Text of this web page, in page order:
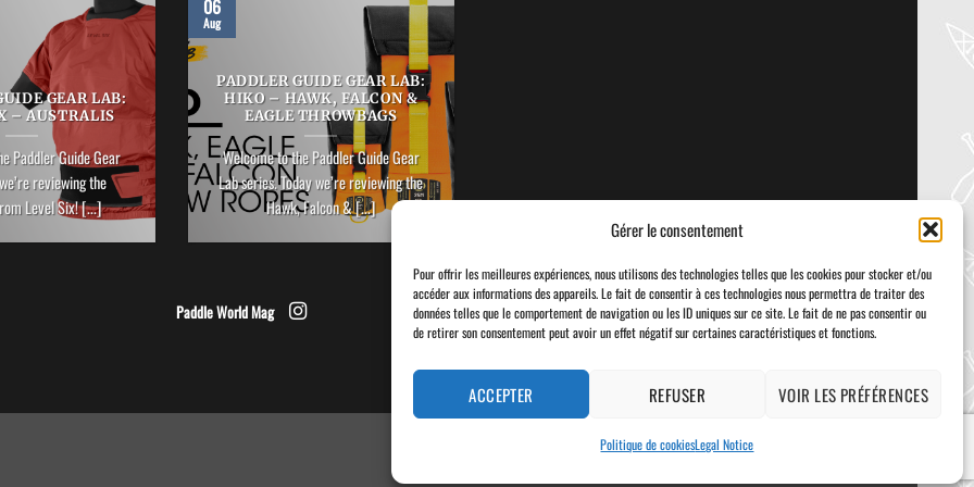
Gérer le consentement
Pour offrir les meilleures expériences, nous utilisons des technologies telles que les cookies pour stocker et/ou
accéder aux informations des appareils. Le fait de consentir à ces technologies nous permettra de traiter des
données telles que le comportement de navigation ou les ID uniques sur ce site. Le fait de ne pas consentir ou
de retirer son consentement peut avoir un effet négatif sur certaines caractéristiques et fonctions.
ACCEPTER REFUSER VOIR LES PRÉFÉRENCES
Politique de cookiesLegal Notice
GEAR LAB:
– AUSTRALIS
Paddler Guide Gear
reviewing the
Level Six! [...]
PADDLER GUIDE GEAR LAB:
HIKO – HAWK, FALCON &
EAGLE THROWBAGS
Welcome to the Paddler Guide Gear
Lab series. Today we’re reviewing the
Hawk, Falcon & [...]
06
Aug
from NRS! We [...]
Paddle World Mag Sup World Mag
Visa PayPal